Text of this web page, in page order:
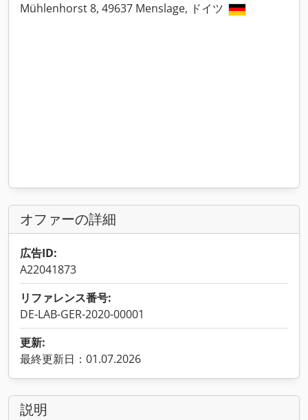
Mühlenhorst 8, 49637 Menslage, ドイツ
オファーの詳細
広告ID:
A22041873
リファレンス番号:
DE-LAB-GER-2020-00001
更新:
最終更新日：01.07.2026
説明